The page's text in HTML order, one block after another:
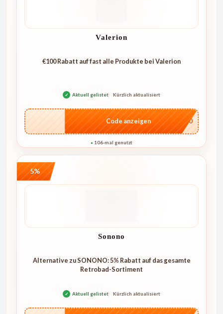
Valerion
€100 Rabatt auf fast alle Produkte bei Valerion
✓ Aktuell gelistet Kürzlich aktualisiert
…L100
Code anzeigen
● 106-mal genutzt
5%
Sonono
Alternative zu SONONO: 5% Rabatt auf das gesamte
Retrobad-Sortiment
✓ Aktuell gelistet Kürzlich aktualisiert